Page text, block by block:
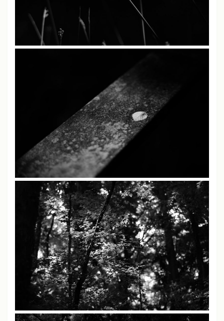
ライカM11、M10-P、M240、SL
中
ソニーα7、α7 III
クリエイティブスタイル